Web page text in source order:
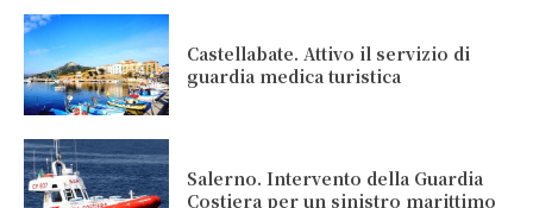
Castellabate. Attivo il servizio di
guardia medica turistica
Salerno. Intervento della Guardia
Costiera per un sinistro marittimo